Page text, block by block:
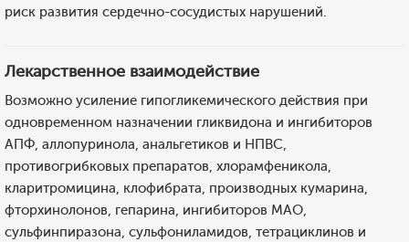
риск развития сердечно-сосудистых нарушений.
Лекарственное взаимодействие
Возможно усиление гипогликемического действия при
одновременном назначении гликвидона и ингибиторов
АПФ, аллопуринола, анальгетиков и НПВС,
противогрибковых препаратов, хлорамфеникола,
кларитромицина, клофибрата, производных кумарина,
фторхинолонов, гепарина, ингибиторов МАО,
сульфинпиразона, сульфониламидов, тетрациклинов и